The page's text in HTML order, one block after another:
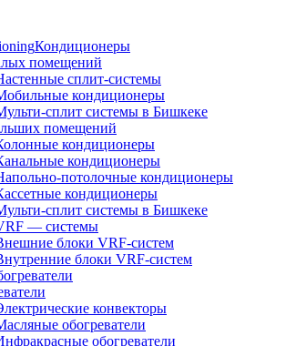
Кондиционеры
помещений
сплит-системы
кондиционеры
сплит системы в Бишкеке
помещений
кондиционеры
кондиционеры
потолочные кондиционеры
кондиционеры
сплит системы в Бишкеке
— системы
блоки VRF-систем
блоки VRF-систем
конвекторы
обогреватели
обогреватели